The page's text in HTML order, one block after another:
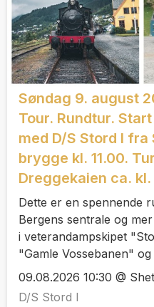
Søndag 9. august
Tour. Rundtur.
med D/S Stord I
brygge kl. 11.00.
Dreggekaien ca. kl.
Dette er en spennende
Bergens sentrale og
i veterandampskipet
"Gamle Vossebanen"
09.08.2026 10:30 @
D/S Stord I